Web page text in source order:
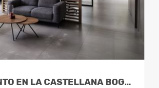
VENDO APARTAMENTO EN LA CASTELLANA BOGOTA